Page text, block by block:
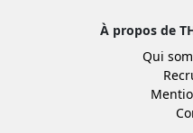
À propos de
Qui